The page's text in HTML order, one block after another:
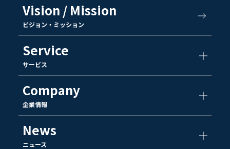
Vision / Mission
ビジョン・ミッション
Service
サービス
Company
企業情報
News
ニュース